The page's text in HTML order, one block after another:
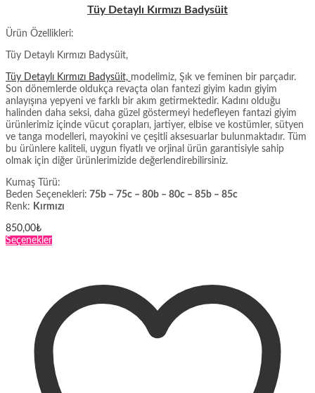
Tüy Detaylı Kırmızı Badysüit
Ürün Özellikleri:
Tüy Detaylı Kırmızı Badysüit,
Tüy Detaylı Kırmızı Badysüit, modelimiz, Şık ve feminen bir parçadır.
Son dönemlerde oldukça revaçta olan fantezi giyim kadın giyim
anlayışına yepyeni ve farklı bir akım getirmektedir. Kadını olduğu
halinden daha seksi, daha güzel göstermeyi hedefleyen fantazi giyim
ürünlerimiz içinde vücut çorapları, jartiyer, elbise ve kostümler, sütyen
ve tanga modelleri, mayokini ve çeşitli aksesuarlar bulunmaktadır. Tüm
bu ürünlere kaliteli, uygun fiyatlı ve orjinal ürün garantisiyle sahip
olmak için diğer ürünlerimizide değerlendirebilirsiniz.
Kumaş Türü:
Beden Seçenekleri: 75b – 75c – 80b – 80c – 85b – 85c
Renk: Kırmızı
850,00₺
SeçeneklerBu
varyasyonu
var.
Seçenekler
ürün
sayfasından
seçilebilir